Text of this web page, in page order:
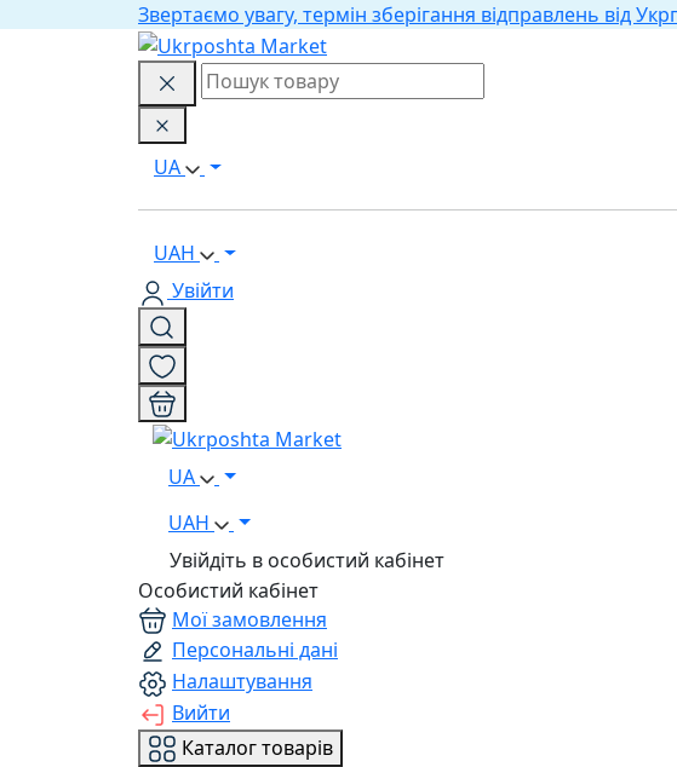
Звертаємо увагу, термін зберігання відправлень від
UA
UAH
Увійти
UA
UAH
Увійдіть в особистий кабінет
Особистий кабінет
Мої замовлення
Персональні дані
Налаштування
Вийти
Каталог товарів